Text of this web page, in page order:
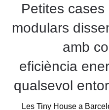
Petites
modulars
amb
eficiència
qualsevol
Les Tiny House a